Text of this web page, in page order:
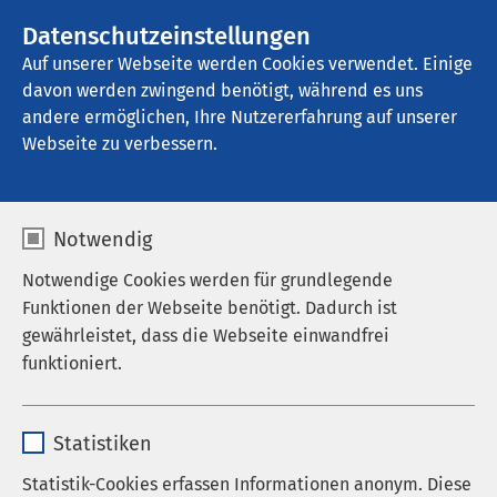
Datenschutzeinstellungen
Auf unserer Webseite werden Cookies verwendet. Einige
davon werden zwingend benötigt, während es uns
andere ermöglichen, Ihre Nutzererfahrung auf unserer
Webseite zu verbessern.
Notwendig
Notwendige Cookies werden für grundlegende
Funktionen der Webseite benötigt. Dadurch ist
gewährleistet, dass die Webseite einwandfrei
funktioniert.
Anbieter sgalinski
Statistiken
Statistik-Cookies erfassen Informationen anonym. Diese
AMEOS Poliklinikum Bernburg
Nachrichten
Datum von: Datum bis: